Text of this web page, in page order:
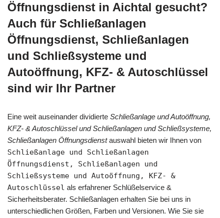
Öffnungsdienst in Aichtal gesucht?
Auch für Schließanlagen
Öffnungsdienst, Schließanlagen
und Schließsysteme und
Autoöffnung, KFZ- & Autoschlüssel
sind wir Ihr Partner
Eine weit auseinander dividierte Schließanlage und Autoöffnung,
KFZ- & Autoschlüssel und Schließanlagen und Schließsysteme,
Schließanlagen Öffnungsdienstauswahl bieten wir Ihnen von
Schließanlage und Schließanlagen
Öffnungsdienst, Schließanlagen und
Schließsysteme und Autoöffnung, KFZ- &
Autoschlüssel als erfahrener Schlüßelservice &
Sicherheitsberater. Schließanlagen erhalten Sie bei uns in
unterschiedlichen Größen, Farben und Versionen. Wie Sie sie